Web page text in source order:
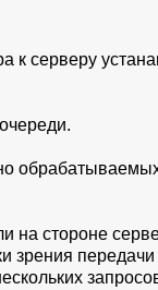
к серверу
на стороне
зрения